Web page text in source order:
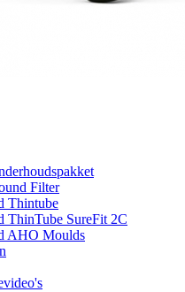
Filter
Thintube
ThinTube SureFit 2C
AHO Moulds